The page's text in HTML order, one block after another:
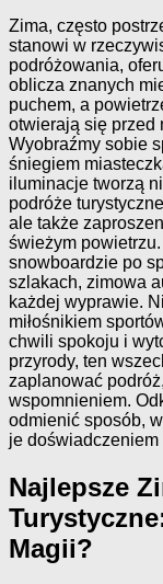
Zima, często
stanowi w
podróżowania,
oblicza znanych
puchem, a
otwierają się przed
Wyobraźmy sobie
śniegiem
iluminacje tworzą
podróże
ale także
świeżym
snowboardzie po
szlakach, zimowa
każdej wyprawie.
miłośnikiem
chwili spokoju i
przyrody, ten
zaplanować
wspomnieniem.
odmienić sposób,
je doświadczeniem
Najlepsze
Magii?